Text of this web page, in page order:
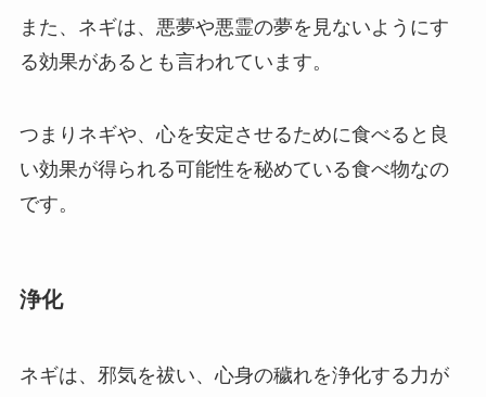
また、ネギは、悪夢や悪霊の夢を見ないようにす
る効果があるとも言われています。
つまりネギや、心を安定させるために食べると良
い効果が得られる可能性を秘めている食べ物なの
です。
浄化
ネギは、邪気を祓い、心身の穢れを浄化する力が